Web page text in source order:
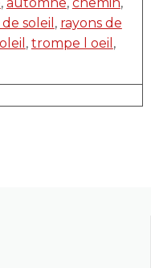
soleil , rayons de
, trompe l oeil ,